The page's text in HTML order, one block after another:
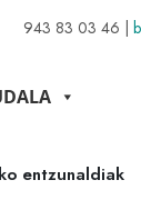
943 83 03 46 |
entzunaldiak